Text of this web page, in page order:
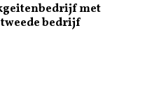
met
bedrijf